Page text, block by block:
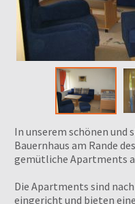
In unserem schönen
Bauernhaus am Rande
gemütliche Apartments
Die Apartments sind
eingericht und bieten